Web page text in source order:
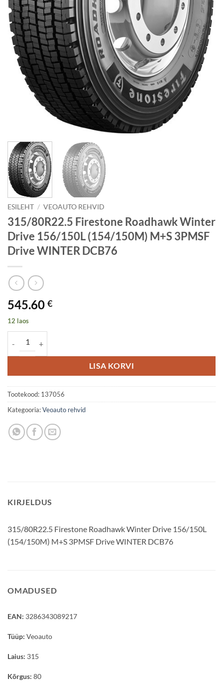
ESILEHT / VEOAUTO REHVID
315/80R22.5 Firestone Roadhawk Winter
Drive 156/150L (154/150M) M+S 3PMSF
Drive WINTER DCB76
545.60 €
12 laos
LISA KORVI
Tootekood: 137056
Kategooria:Veoauto rehvid
KIRJELDUS
315/80R22.5 Firestone Roadhawk Winter Drive 156/150L
(154/150M) M+S 3PMSF Drive WINTER DCB76
OMADUSED
EAN: 3286343089217
Tüüp: Veoauto
Laius: 315
Kõrgus: 80